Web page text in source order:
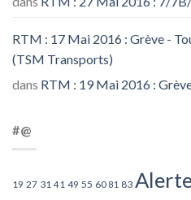
RTM : 17 Mai 2016 : Grève -
(TSM Transports)
dans RTM : 19 Mai 2016 :
#@
19 27 31 41 49 55 60 81 83